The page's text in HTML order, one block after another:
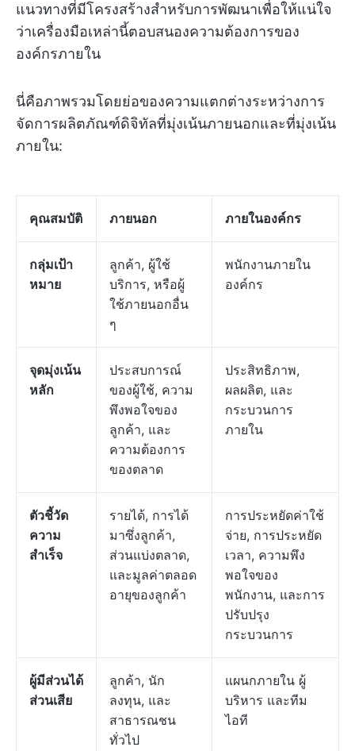
แนวทางที่มีโครงสร้างสำหรับการพัฒนาเพื่อให้แน่ใจ
ว่าเครื่องมือเหล่านี้ตอบสนองความต้องการของ
องค์กรภายใน
นี่คือภาพรวมโดยย่อของความแตกต่างระหว่างการ
จัดการผลิตภัณฑ์ดิจิทัลที่มุ่งเน้นภายนอกและที่มุ่งเน้น
ภายใน:
คุณสมบัติ ภายนอก ภายในองค์กร
กลุ่มเป้า
หมาย
ลูกค้า, ผู้ใช้
บริการ, หรือผู้
ใช้ภายนอกอื่น
ๆ
พนักงานภายใน
องค์กร
จุดมุ่งเน้น
หลัก
ประสบการณ์
ของผู้ใช้, ความ
พึงพอใจของ
ลูกค้า, และ
ความต้องการ
ของตลาด
ประสิทธิภาพ,
ผลผลิต, และ
กระบวนการ
ภายใน
ตัวชี้วัด
ความ
สำเร็จ
รายได้, การได้
มาซึ่งลูกค้า,
ส่วนแบ่งตลาด,
และมูลค่าตลอด
อายุของลูกค้า
การประหยัดค่าใช้
จ่าย, การประหยัด
เวลา, ความพึง
พอใจของ
พนักงาน, และการ
ปรับปรุง
กระบวนการ
ผู้มีส่วนได้
ส่วนเสีย
ลูกค้า, นัก
ลงทุน, และ
สาธารณชน
ทั่วไป
แผนกภายใน ผู้
บริหาร และทีม
ไอที